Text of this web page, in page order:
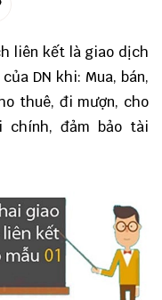
liên kết là giao dịch
DN khi: Mua, bán,
thuê, đi mượn, cho
chính, đảm bảo tài